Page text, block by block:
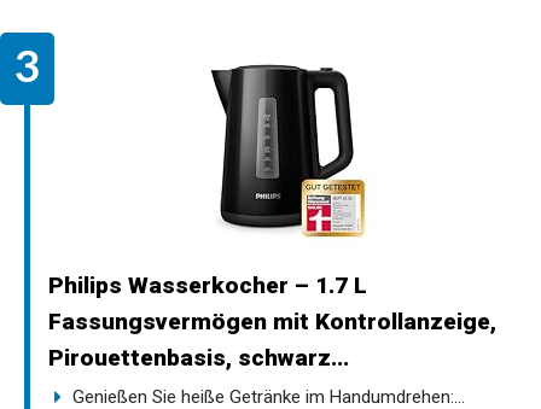
Philips Wasserkocher – 1.7 L
Fassungsvermögen mit Kontrollanzeige,
Pirouettenbasis, schwarz...
Genießen Sie heiße Getränke im Handumdrehen:...